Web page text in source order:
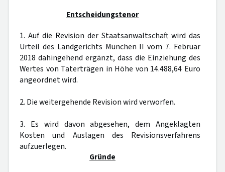
Entscheidungstenor
1. Auf die Revision der Staatsanwaltschaft wird das
Urteil des Landgerichts München II vom 7. Februar
2018 dahingehend ergänzt, dass die Einziehung des
Wertes von Taterträgen in Höhe von 14.488,64 Euro
angeordnet wird.
2. Die weitergehende Revision wird verworfen.
3. Es wird davon abgesehen, dem Angeklagten
Kosten und Auslagen des Revisionsverfahrens
aufzuerlegen.
Gründe